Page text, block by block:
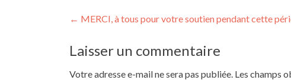
Navigation
de
l’article
← MERCI, à tous pour votre soutien pendant cette
Laisser un commentaire
Votre adresse e-mail ne sera pas publiée. Les champs